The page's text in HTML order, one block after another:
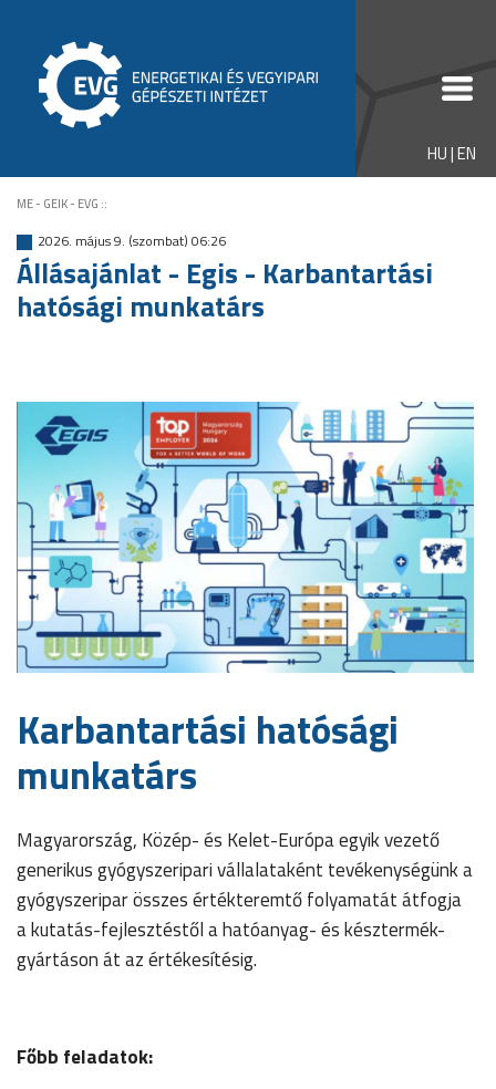
HU|EN
ME - GEIK - EVG ::
2026. május 9. (szombat) 06:26
Állásajánlat - Egis - Karbantartási
hatósági munkatárs
Karbantartási hatósági
munkatárs
Magyarország, Közép- és Kelet-Európa egyik vezető
generikus gyógyszeripari vállalataként tevékenységünk a
gyógyszeripar összes értékteremtő folyamatát átfogja
a kutatás-fejlesztéstől a hatóanyag- és késztermék-
gyártáson át az értékesítésig.
Főbb feladatok: